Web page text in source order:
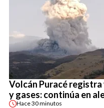
Volcán Puracé
y gases: continúa en
Hace30 minutos